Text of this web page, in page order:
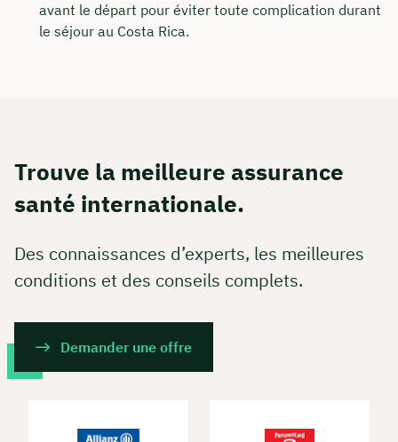
avant le départ pour éviter toute complication durant
le séjour au Costa Rica.
Trouve la meilleure assurance
santé internationale.
Des connaissances d’experts, les meilleures
conditions et des conseils complets.
Demander une offre